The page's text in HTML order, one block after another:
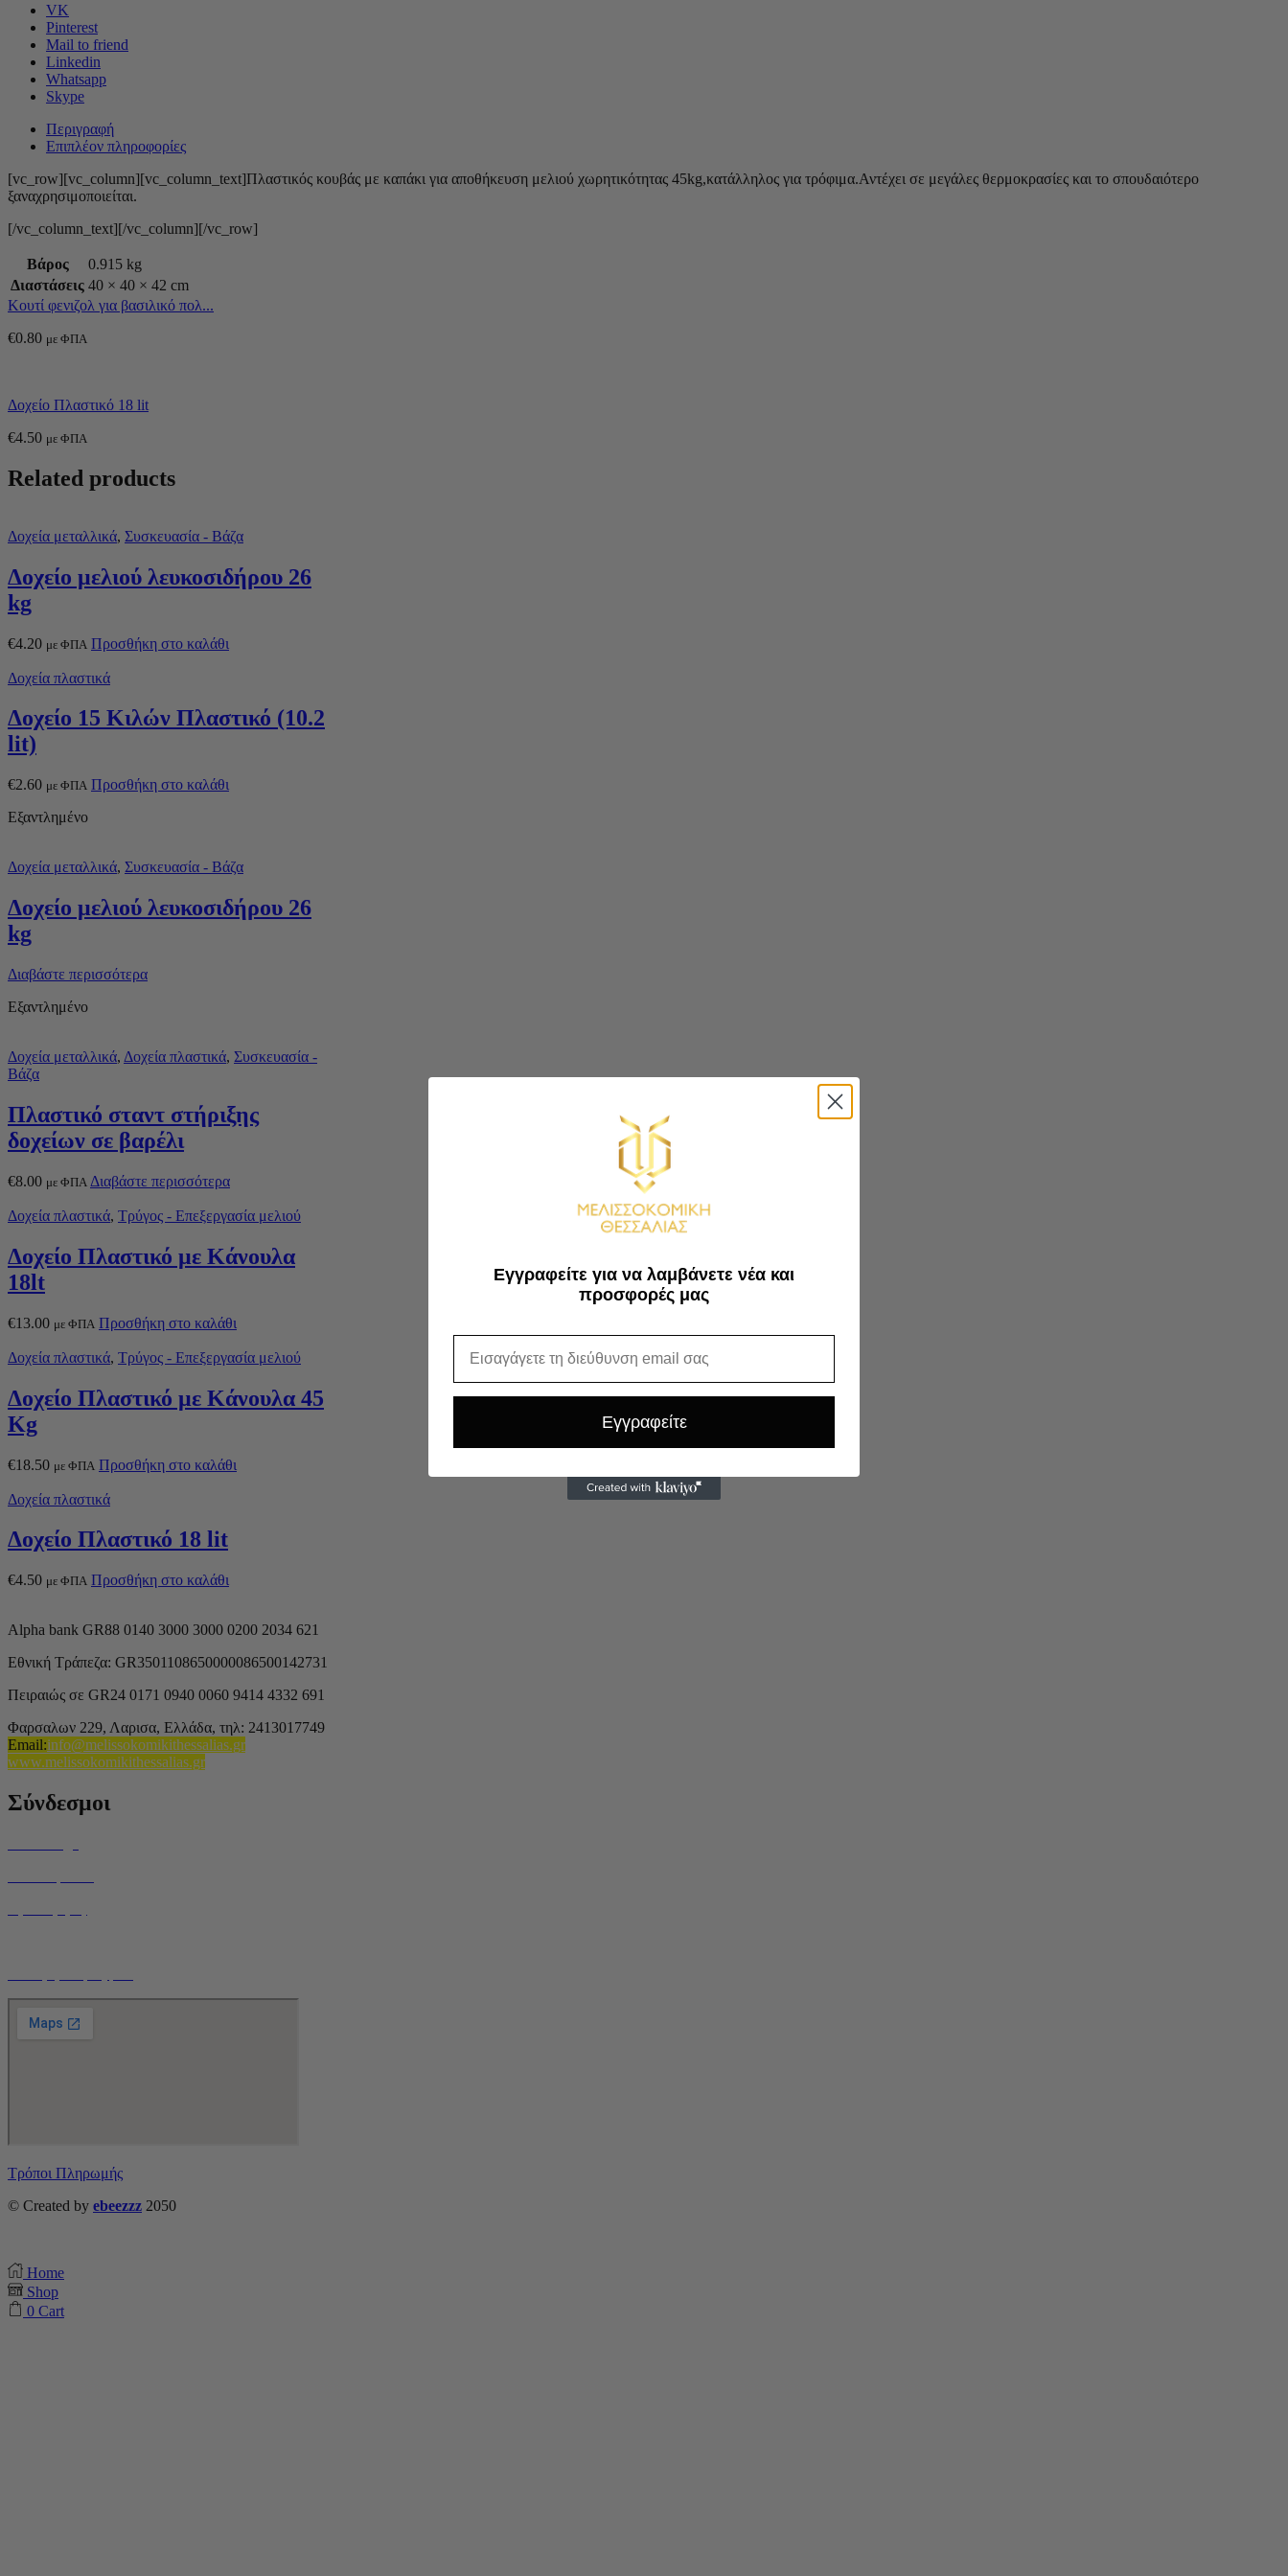
VK
Pinterest
Mail to friend
Linkedin
Whatsapp
Skype
Περιγραφή
Επιπλέον πληροφορίες
[vc_row][vc_column][vc_column_text]Πλαστικός κουβάς με καπάκι για αποθήκευση μελιού χωρητικότητας 45kg,κατάλληλος για τρόφιμα.Αντέχει σε μεγάλες θερμοκρασίες και το σπουδαιότερο
ξαναχρησιμοποιείται.
[/vc_column_text][/vc_column][/vc_row]
Βάρος
0.915 kg
Διαστάσεις 40 × 40 × 42 cm
Κουτί φενιζολ για βασιλικό πολ...
€0.80 με ΦΠΑ
Δοχείο Πλαστικό 18 lit
€4.50 με ΦΠΑ
Related products
Δοχεία μεταλλικά, Συσκευασία - Βάζα
Δοχείο μελιού λευκοσιδήρου 26
kg
€4.20 με ΦΠΑ Προσθήκη στο καλάθι
Δοχεία πλαστικά
Δοχείο 15 Κιλών Πλαστικό (10.2
lit)
€2.60 με ΦΠΑ Προσθήκη στο καλάθι
Εξαντλημένο
Δοχεία μεταλλικά, Συσκευασία - Βάζα
Δοχείο μελιού λευκοσιδήρου 26
kg
Διαβάστε περισσότερα
Εξαντλημένο
Δοχεία μεταλλικά, Δοχεία πλαστικά, Συσκευασία -
Βάζα
Πλαστικό σταντ στήριξης
δοχείων σε βαρέλι
€8.00 με ΦΠΑ Διαβάστε περισσότερα
Δοχεία πλαστικά, Τρύγος - Επεξεργασία μελιού
Δοχείο Πλαστικό με Κάνουλα
18lt
€13.00 με ΦΠΑ Προσθήκη στο καλάθι
Δοχεία πλαστικά, Τρύγος - Επεξεργασία μελιού
Δοχείο Πλαστικό με Κάνουλα 45
Kg
€18.50 με ΦΠΑ Προσθήκη στο καλάθι
Δοχεία πλαστικά
Δοχείο Πλαστικό 18 lit
€4.50 με ΦΠΑ Προσθήκη στο καλάθι
Alpha bank GR88 0140 3000 3000 0200 2034 621
Εθνική Τράπεζα: GR3501108650000086500142731
Πειραιώς σε GR24 0171 0940 0060 9414 4332 691
Φαρσαλων 229, Λαρισα, Ελλάδα, τηλ: 2413017749
Email:info@melissokomikithessalias.gr
www.melissokomikithessalias.gr
Σύνδεσμοι
Τρόποι Πληρωμής
© Created by ebeezzz 2050
Home
Shop
0 Cart
Εγγραφείτε για να λαμβάνετε νέα και
προσφορές μας
Εγγραφείτε